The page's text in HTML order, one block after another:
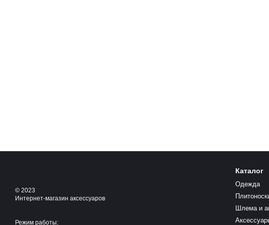
© 2023
Интернет-магазин аксессуаров
Режим работы:
Каталог
Одежда
Шлема и